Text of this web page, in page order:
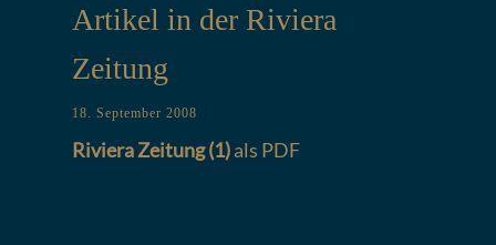
Artikel in der Riviera
Zeitung
18. September 2008
Riviera Zeitung (1)als PDF